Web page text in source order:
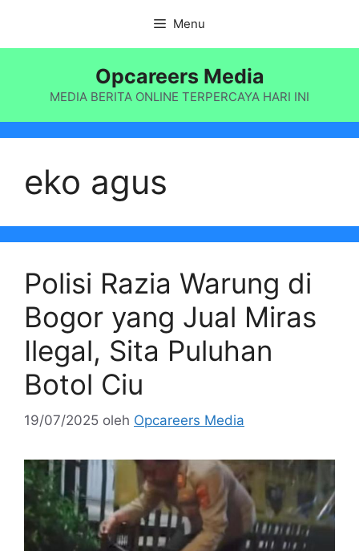
isi
Menu
Opcareers Media
MEDIA BERITA ONLINE TERPERCAYA HARI INI
eko agus
Polisi Razia Warung di
Bogor yang Jual Miras
Ilegal, Sita Puluhan
Botol Ciu
19/07/2025 oleh Opcareers Media